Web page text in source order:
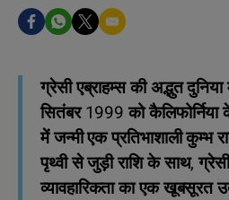
ग्रेसी एब्राहम्स की अद्भुत
सितंबर 1999 को
में जन्मी एक प्रतिभाशाली कुम्भ
पृथ्वी से जुड़ी राशि के साथ,
व्यावहारिकता का एक खूबसूरत